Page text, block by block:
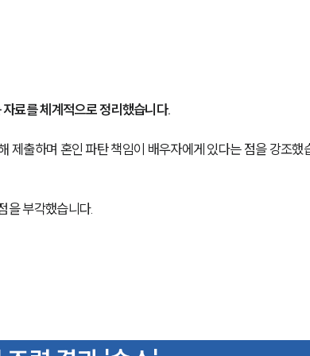
료를 체계적으로 정리했습니다.
제출하며 혼인 파탄 책임이 배우자에게 있다는 점을 강조했
을 부각했습니다.